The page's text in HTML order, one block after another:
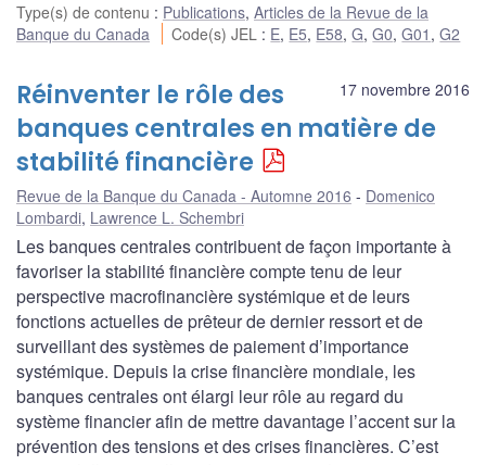
Type(s) de contenu : Publications, Articles de la Revue de la
Banque du Canada
Code(s) JEL : E, E5, E58,G,G0,G01 ,G2
17 novembre 2016
Réinventer le rôle des
banques centrales en matière de
stabilité financière
Revue de la Banque du Canada - Automne 2016
Domenico
Lombardi, Lawrence L. Schembri
Les banques centrales contribuent de façon importante à
favoriser la stabilité financière compte tenu de leur
perspective macrofinancière systémique et de leurs
fonctions actuelles de prêteur de dernier ressort et de
surveillant des systèmes de paiement d’importance
systémique. Depuis la crise financière mondiale, les
banques centrales ont élargi leur rôle au regard du
système financier afin de mettre davantage l’accent sur la
prévention des tensions et des crises financières. C’est